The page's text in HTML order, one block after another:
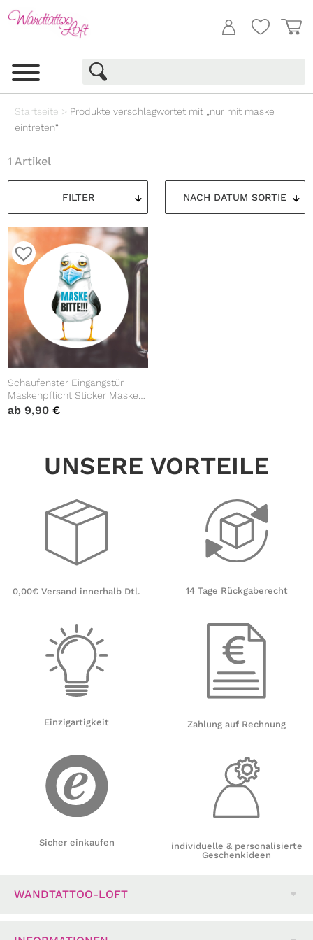
Startseite > Produkte verschlagwortet mit „nur mit maske
eintreten“
FILTER
1 Artikel
Schaufenster Eingangstür
Maskenpflicht Sticker Maske
bitte!!! mit Möwe, Corona
ab9,90€
UNSERE VORTEILE
0,00€ Versand innerhalb Dtl.
Einzigartigkeit
Sicher einkaufen
14 Tage Rückgaberecht
Zahlung auf Rechnung
individuelle & personalisierte
Geschenkideen
WANDTATTOO-LOFT